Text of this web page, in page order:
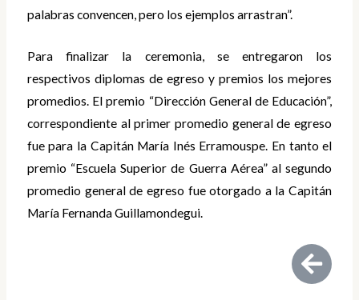
palabras convencen, pero los ejemplos arrastran”.
Para finalizar la ceremonia, se entregaron los
respectivos diplomas de egreso y premios los mejores
promedios. El premio “Dirección General de Educación”,
correspondiente al primer promedio general de egreso
fue para la Capitán María Inés Erramouspe. En tanto el
premio “Escuela Superior de Guerra Aérea” al segundo
promedio general de egreso fue otorgado a la Capitán
María Fernanda Guillamondegui.